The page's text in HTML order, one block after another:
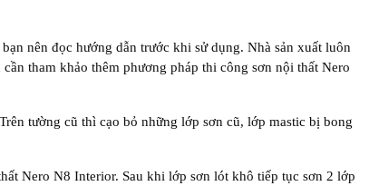
nên đọc hướng dẫn trước khi sử dụng. Nhà sản xuất luôn
tham khảo thêm phương pháp thi công sơn nội thất Nero
tường cũ thì cạo bỏ những lớp sơn cũ, lớp mastic bị bong
Nero N8 Interior. Sau khi lớp sơn lót khô tiếp tục sơn 2 lớp